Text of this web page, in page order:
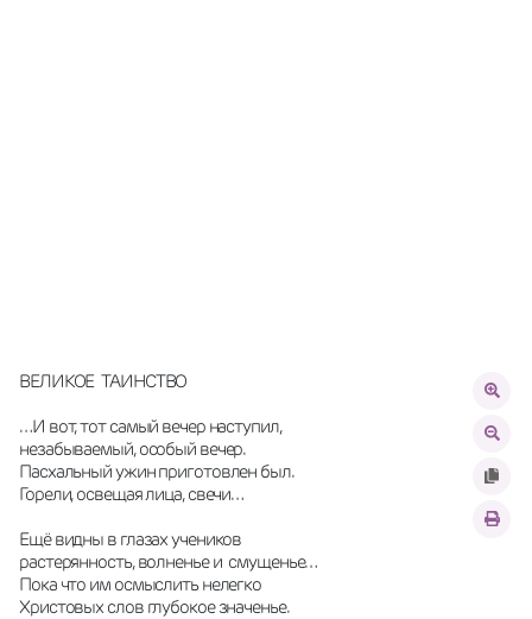
ВЕЛИКОЕ  ТАИНСТВО
…И вот, тот самый вечер наступил,
незабываемый, особый вечер.
Пасхальный ужин приготовлен был.
Горели, освещая лица, свечи…
Ещё видны в глазах учеников
растерянность, волненье и  смущенье…
Пока что им осмыслить нелегко
Христовых слов глубокое значенье.